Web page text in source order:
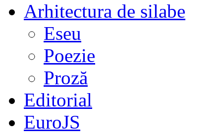
Arhitectura de silabe
Eseu
Poezie
Proză
Editorial
EuroJS